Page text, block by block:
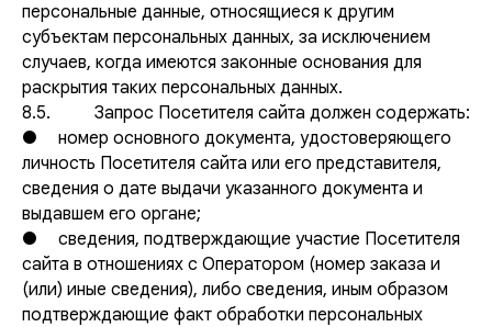
персональные данные, относящиеся к другим
субъектам персональных данных, за исключением
случаев, когда имеются законные основания для
раскрытия таких персональных данных.
8.5. Запрос Посетителя сайта должен содержать:
● номер основного документа, удостоверяющего
личность Посетителя сайта или его представителя,
сведения о дате выдачи указанного документа и
выдавшем его органе;
● сведения, подтверждающие участие Посетителя
сайта в отношениях с Оператором (номер заказа и
(или) иные сведения), либо сведения, иным образом
подтверждающие факт обработки персональных
О продукте
Политика в отношении обработки персональных
данных
Согласие на обработку персональных данных
Условия использования онлайн‑сервиса «ЛОГИС»
возврата денежных средств